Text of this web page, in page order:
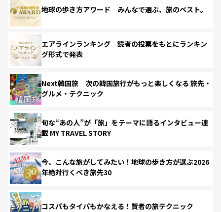
地球の歩き方アワード みんなで選ぶ、旅のベスト。
エアラインランキング 読者の投票をもとにランキン
グ形式で発表
Next韓国旅 次の韓国旅行がもっと楽しくなる 旅先・
グルメ・テクニック
旬な“あの人”が「旅」をテーマに語るインタビュー連
載 MY TRAVEL STORY
今、こんな旅がしてみたい！地球の歩き方が選ぶ2026
年絶対行くべき旅先30
コスパもタイパもかなえる！賢者の旅テクニック